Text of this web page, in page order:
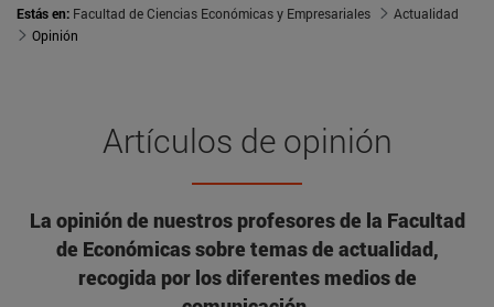
Estás en: Facultad de Ciencias Económicas y Empresariales
Actualidad
Opinión
Artículos de opinión
La opinión de nuestros profesores de la Facultad
de Económicas sobre temas de actualidad,
recogida por los diferentes medios de